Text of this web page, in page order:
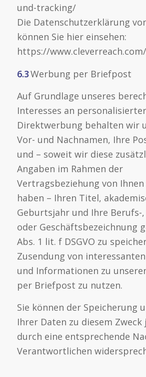
und-tracking/
Die Datenschutzerklärung
können Sie hier einsehen:
https://
6.3Werbung per Briefpost
Auf Grundlage unseres
Interesses an personalisierter
Direktwerbung behalten wir
Vor- und Nachnamen, Ihre
und – soweit wir diese
Angaben im Rahmen der
Vertragsbeziehung von
haben – Ihren Titel,
Geburtsjahr und Ihre Berufs-
oder Geschäftsbezeichnung
Abs. 1 lit. f DSGVO zu
Zusendung von
und Informationen zu
per Briefpost zu nutzen.
Sie können der Speicherung
Ihrer Daten zu diesem Zweck
durch eine entsprechende
Verantwortlichen